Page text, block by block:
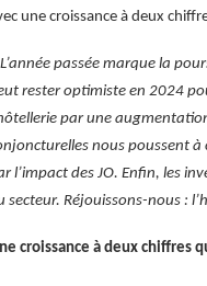
une croissance à deux
passée marque la
rester optimiste en 2024
par une
nous poussent
l’impact des JO. Enfin, les
secteur. Réjouissons-nous :
croissance à deux chiffres